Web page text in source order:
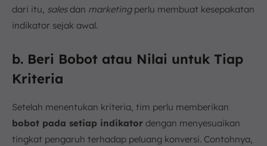
dari itu, salesdan marketing perlu membuat kesepakatan
indikator sejak awal.
b. Beri Bobot atau Nilai untuk Tiap
Kriteria
Setelah menentukan kriteria, tim perlu memberikan
bobot pada setiap indikator dengan menyesuaikan
tingkat pengaruh terhadap peluang konversi. Contohnya,